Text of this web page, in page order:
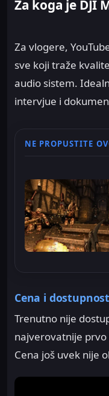
Za koga je DJI
Za vlogere,
sve koji traže
audio sistem.
intervjue i
NE PROPUSTITE
Cena i dostupnost
Trenutno nije
najverovatnije prvo
Cena još uvek nije